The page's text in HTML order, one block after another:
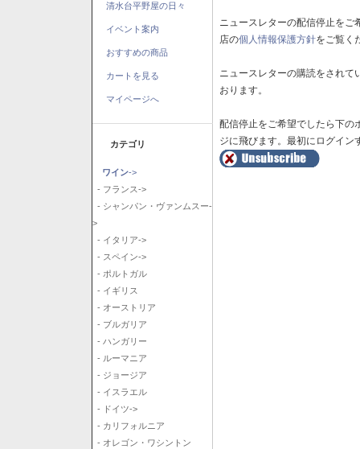
清水台平野屋の日々
イベント案内
おすすめの商品
カートを見る
マイページへ
カテゴリ
ワイン->
- フランス->
- シャンパン・ヴァンムスー-
>
- イタリア->
- スペイン->
- ポルトガル
- イギリス
- オーストリア
- ブルガリア
- ハンガリー
- ルーマニア
- ジョージア
- イスラエル
- ドイツ->
- カリフォルニア
- オレゴン・ワシントン
ニュースレターの配信停止を
店の個人情報保護方針をご覧く
ニュースレターの購読をされ
おります。
配信停止をご希望でしたら下の
ジに飛びます。最初にログイン